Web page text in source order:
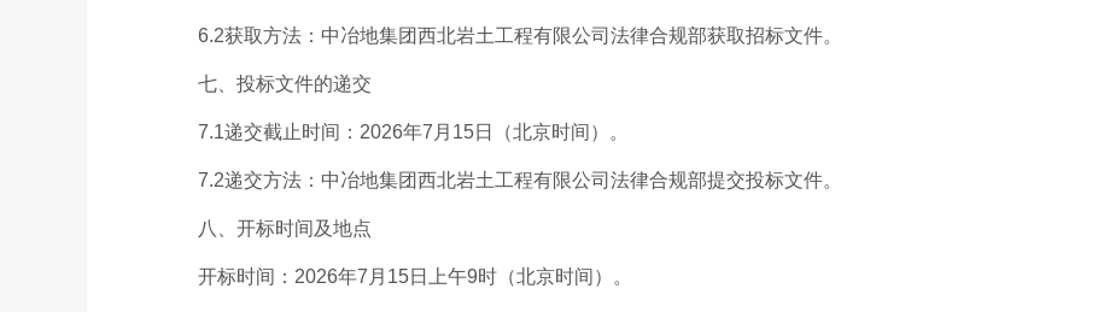
6.2获取方法：中冶地集团西北岩土工程有限公司法律合规部获取招标文件。
七、投标文件的递交
7.1递交截止时间：2026年7月15日（北京时间）。
7.2递交方法：中冶地集团西北岩土工程有限公司法律合规部提交投标文件。
八、开标时间及地点
开标时间：2026年7月15日上午9时（北京时间）。